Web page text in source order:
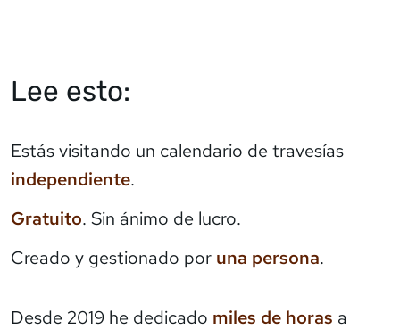
Lee esto:
Estás visitando un calendario de travesías
independiente.
Gratuito. Sin ánimo de lucro.
Creado y gestionado por una persona.
Desde 2019 he dedicado miles de horas a